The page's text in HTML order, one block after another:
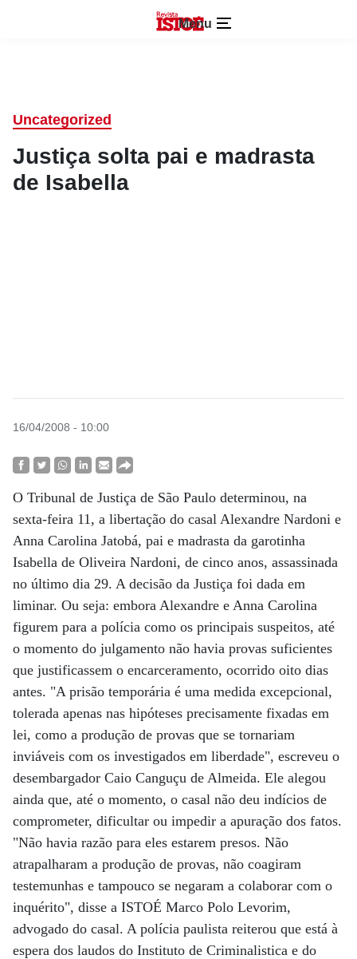
Menu
Uncategorized
Justiça solta pai e madrasta
de Isabella
16/04/2008 - 10:00
O Tribunal de Justiça de São Paulo determinou, na
sexta-feira 11, a libertação do casal Alexandre Nardoni e
Anna Carolina Jatobá, pai e madrasta da garotinha
Isabella de Oliveira Nardoni, de cinco anos, assassinada
no último dia 29. A decisão da Justiça foi dada em
liminar. Ou seja: embora Alexandre e Anna Carolina
figurem para a polícia como os principais suspeitos, até
o momento do julgamento não havia provas suficientes
que justificassem o encarceramento, ocorrido oito dias
antes. "A prisão temporária é uma medida excepcional,
tolerada apenas nas hipóteses precisamente fixadas em
lei, como a produção de provas que se tornariam
inviáveis com os investigados em liberdade", escreveu o
desembargador Caio Canguçu de Almeida. Ele alegou
ainda que, até o momento, o casal não deu indícios de
comprometer, dificultar ou impedir a apuração dos fatos.
"Não havia razão para eles estarem presos. Não
atrapalharam a produção de provas, não coagiram
testemunhas e tampouco se negaram a colaborar com o
inquérito", disse a ISTOÉ Marco Polo Levorim,
advogado do casal. A polícia paulista reiterou que está à
espera dos laudos do Instituto de Criminalistica e do